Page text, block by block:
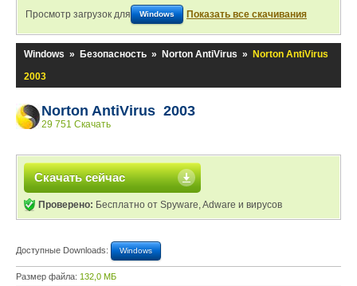
Просмотр загрузок для Windows Показать все скачивания
Windows » Безопасность » Norton AntiVirus »
Norton AntiVirus
2003
Norton AntiVirus 2003
29 751 Скачать
Скачать сейчас
Проверено: Бесплатно от Spyware, Adware и вирусов
Доступные Downloads: Windows
Размер файла: 132,0 МБ